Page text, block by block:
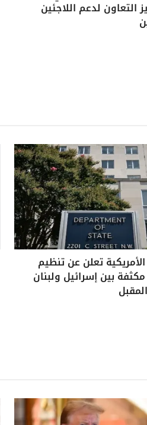
التعاون لدعم اللاجئين
الأمريكية تعلن عن تنظيم
بين إسرائيل ولبنان